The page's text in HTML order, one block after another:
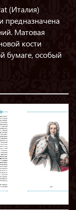
(Италия)
предназначена
Матовая
кости
бумаге, особый